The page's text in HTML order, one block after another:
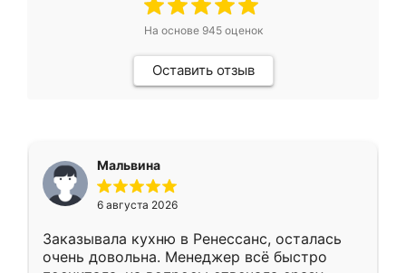
На основе 945оценок
Оставить отзыв
Мальвина
6 августа 2026
Заказывала кухню в Ренессанс, осталась
очень довольна. Менеджер всё быстро